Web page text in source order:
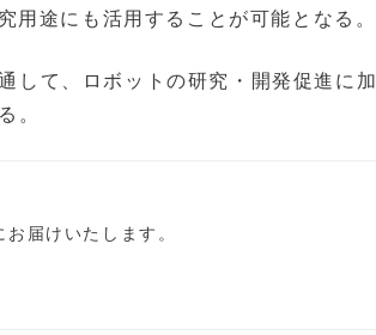
用途にも活用することが可能となる。
して、ロボットの研究・開発促進に
。
届けいたします。